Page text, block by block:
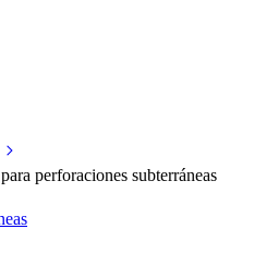
perforaciones subterráneas